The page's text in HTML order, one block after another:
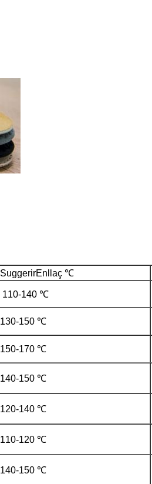
SuggerirEnllaç ℃
110-140 ℃
130-150 ℃
150-170 ℃
140-150 ℃
120-140 ℃
110-120 ℃
140-150 ℃